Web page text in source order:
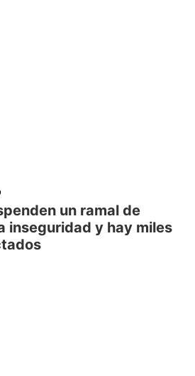
un ramal de
inseguridad y hay miles